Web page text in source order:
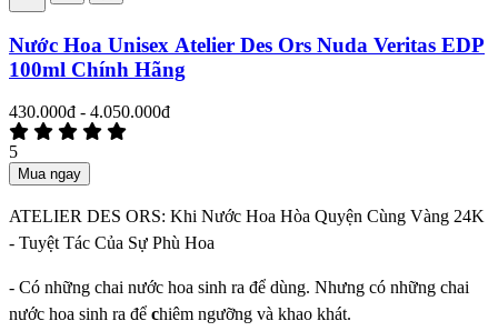
Nước Hoa Unisex Atelier Des Ors Nuda Veritas EDP
100ml Chính Hãng
430.000đ - 4.050.000đ
5
Mua ngay
ATELIER DES ORS: Khi Nước Hoa Hòa Quyện Cùng Vàng 24K
- Tuyệt Tác Của Sự Phù Hoa
- Có những chai nước hoa sinh ra để dùng. Nhưng có những chai
nước hoa sinh ra để chiêm ngưỡng và khao khát.